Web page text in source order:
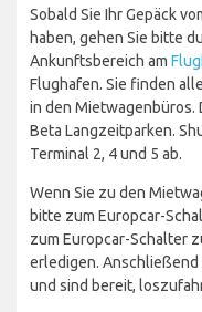
Sobald Sie Ihr Gepäck
haben, gehen Sie bitte
Ankunftsbereich am
Flughafen. Sie finden
in den Mietwagenbüros.
Beta Langzeitparken.
Terminal 2, 4 und 5 ab.
Wenn Sie zu den
bitte zum Europcar-
zum Europcar-Schalter
erledigen. Anschließend
und sind bereit,